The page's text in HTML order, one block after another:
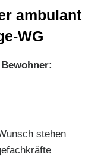
ambulant
WG
stehen